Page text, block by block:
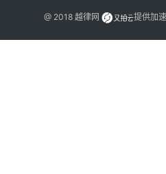
@ 2018 越律网 提供加